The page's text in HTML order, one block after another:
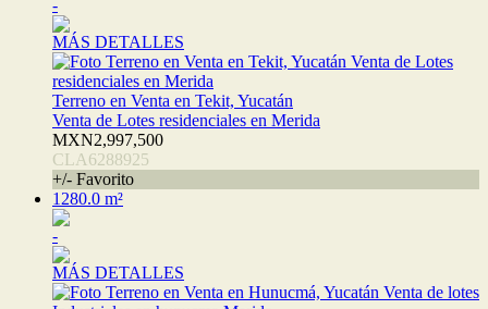
-
MÁS DETALLES
Terreno en Venta en Tekit, Yucatán
Venta de Lotes residenciales en Merida
MXN2,997,500
CLA6288925
+/- Favorito
1280.0 m²
-
MÁS DETALLES